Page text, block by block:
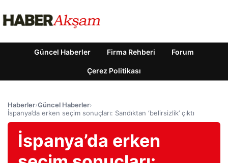
Güncel Haberler Firma Rehberi Forum
Çerez Politikası
Haberler›Güncel Haberler›
İspanya’da erken seçim sonuçları: Sandıktan ‘belirsizlik’ çıktı
İspanya’da erken